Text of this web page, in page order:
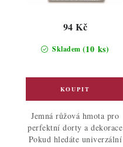
Skladem (10 ks)
94 Kč
Jemná růžová hmota pro
perfektní dorty a dekorace
Pokud hledáte univerzální